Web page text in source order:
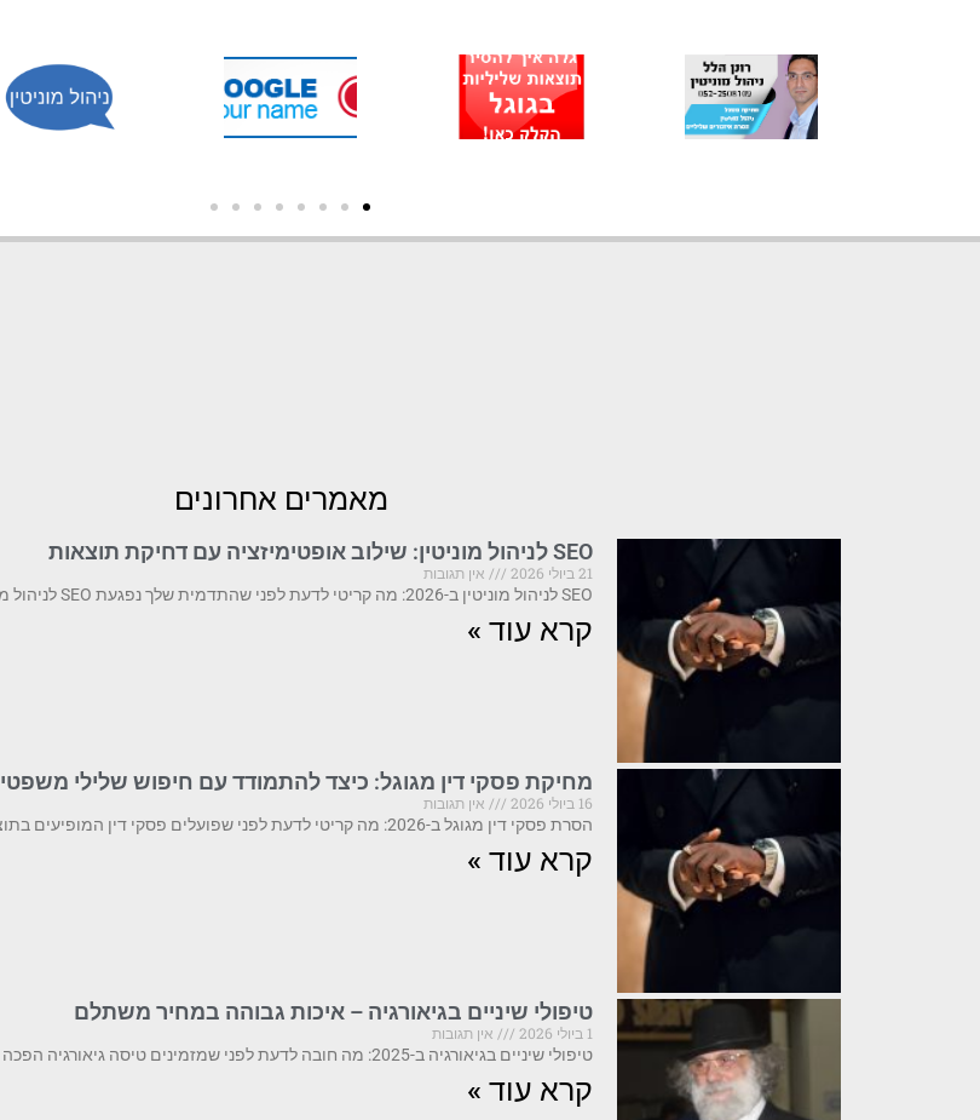
מאמרים אחרונים
SEO לניהול מוניטין: שילוב אופטימיזציה עם דחיקת תוצאות
21 ביולי 2026
אין תגובות
SEO לניהול מוניטין ב-2026: מה קריטי לדעת לפני שהתדמית שלך נפגעת SEO לניהול מוניטין הוא
קרא עוד »
מחיקת פסקי דין מגוגל: כיצד להתמודד עם חיפוש שלילי משפטי
16 ביולי 2026
אין תגובות
הסרת פסקי דין מגוגל ב-2026: מה קריטי לדעת לפני שפועלים פסקי דין המופיעים בתוצאות החיפוש
קרא עוד »
טיפולי שיניים בגיאורגיה – איכות גבוהה במחיר משתלם
1 ביולי 2026
אין תגובות
טיפולי שיניים בגיאורגיה ב-2025: מה חובה לדעת לפני שמזמינים טיסה גיאורגיה הפכה ביחשנים האחרונות ליעד
קרא עוד »